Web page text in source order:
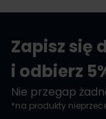
Zapisz się
i odbierz
Nie przegap
*na produkty